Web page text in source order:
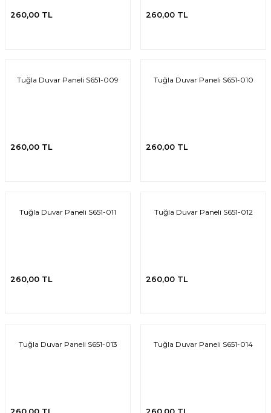
260,00 TL 260,00 TL
Tuğla Duvar Paneli S651-009
260,00 TL
Tuğla Duvar Paneli S651-010
260,00 TL
Tuğla Duvar Paneli S651-011
260,00 TL
Tuğla Duvar Paneli S651-012
260,00 TL
Tuğla Duvar Paneli S651-013 Tuğla Duvar Paneli S651-014